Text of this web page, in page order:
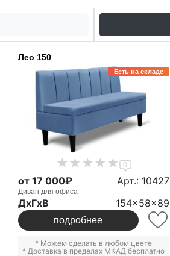
Лео 150
Есть на складе
0
от 17 000₽ Арт.: 10427
Диван для офиса
ДxГxВ 154x58x89
подробнее
* Можем сделать в любом цвете
* Доставка в пределах МКАД бесплатно